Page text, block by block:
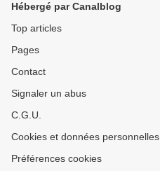
Hébergé par Canalblog
Top articles
Pages
Contact
Signaler un abus
C.G.U.
Cookies et données personnelles
Préférences cookies